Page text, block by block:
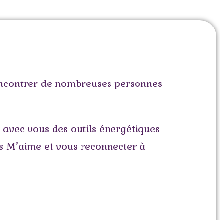
de nombreuses personnes
vous des outils énergétiques
et vous reconnecter à